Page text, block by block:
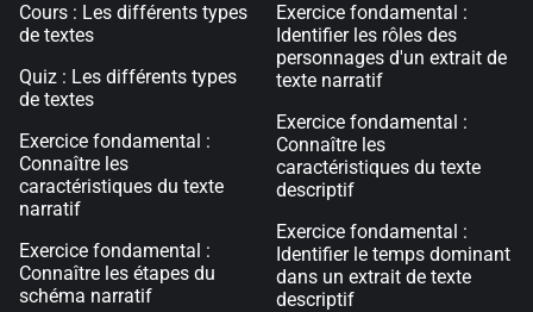
Cours : Les différents types
de textes
Quiz : Les différents types
de textes
Exercice fondamental :
Connaître les
caractéristiques du texte
narratif
Exercice fondamental :
Connaître les étapes du
schéma narratif
Exercice fondamental :
Identifier les rôles des
personnages d'un extrait de
texte narratif
Exercice fondamental :
Connaître les
caractéristiques du texte
descriptif
Exercice fondamental :
Identifier le temps dominant
dans un extrait de texte
descriptif